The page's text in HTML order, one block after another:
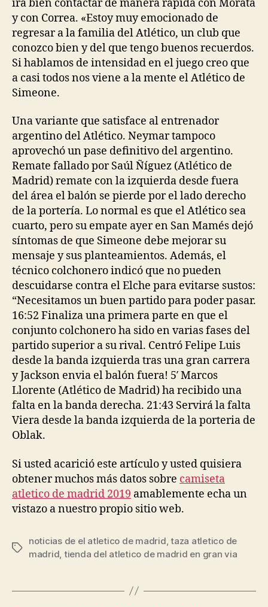
irá bien contactar de manera rápida con Morata
y con Correa. «Estoy muy emocionado de
regresar a la familia del Atlético, un club que
conozco bien y del que tengo buenos recuerdos.
Si hablamos de intensidad en el juego creo que
a casi todos nos viene a la mente el Atlético de
Simeone.
Una variante que satisface al entrenador
argentino del Atlético. Neymar tampoco
aprovechó un pase definitivo del argentino.
Remate fallado por Saúl Ñíguez (Atlético de
Madrid) remate con la izquierda desde fuera
del área el balón se pierde por el lado derecho
de la portería. Lo normal es que el Atlético sea
cuarto, pero su empate ayer en San Mamés dejó
síntomas de que Simeone debe mejorar su
mensaje y sus planteamientos. Además, el
técnico colchonero indicó que no pueden
descuidarse contra el Elche para evitarse sustos:
“Necesitamos un buen partido para poder pasar.
16:52 Finaliza una primera parte en que el
conjunto colchonero ha sido en varias fases del
partido superior a su rival. Centró Felipe Luis
desde la banda izquierda tras una gran carrera
y Jackson envia el balón fuera! 5′ Marcos
Llorente (Atlético de Madrid) ha recibido una
falta en la banda derecha. 21:43 Servirá la falta
Viera desde la banda izquierda de la porteria de
Oblak.
Si usted acarició este artículo y usted quisiera
obtener muchos más datos sobre camiseta
atletico de madrid 2019 amablemente echa un
vistazo a nuestro propio sitio web.
Etiquetas
noticias de el atletico de madrid ,taza atletico de
madrid tienda del atletico de madrid en gran via